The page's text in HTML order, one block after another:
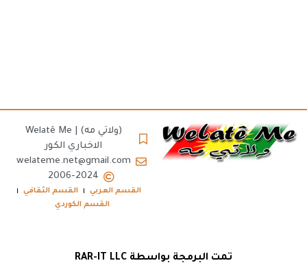
(ولاتي مه) | Welatê Me
الاخباري الكور
welateme.net@gmail.com
2006-2024
القسم العربي
القسم الثقافي
القسم الكوردي
تمت البرمجة بواسطة RAR-IT LLC